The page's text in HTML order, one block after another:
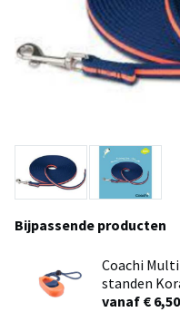
Bijpassende producten
Coachi
standen
vanaf € 6,50